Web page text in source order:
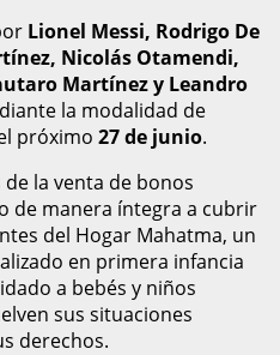
Lionel Messi, Rodrigo De
Nicolás Otamendi,
Martínez y Leandro
la modalidad de
próximo 27 de junio.
la venta de bonos
de manera íntegra a cubrir
del Hogar Mahatma, un
en primera infancia
a bebés y niños
sus situaciones
derechos.